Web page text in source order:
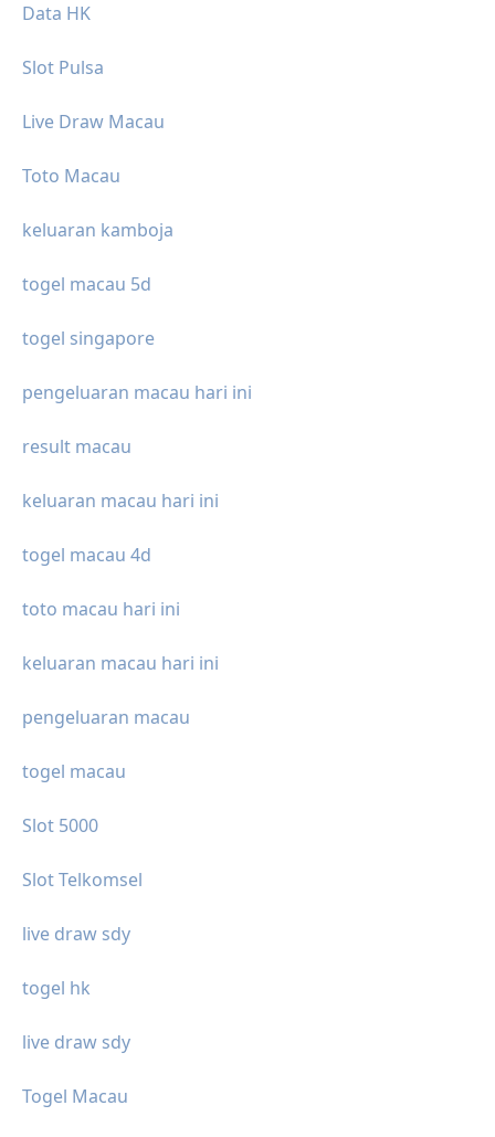
Data HK
Slot Pulsa
Live Draw Macau
Toto Macau
keluaran kamboja
togel macau 5d
togel singapore
pengeluaran macau hari ini
result macau
keluaran macau hari ini
togel macau 4d
toto macau hari ini
keluaran macau hari ini
pengeluaran macau
togel macau
Slot 5000
Slot Telkomsel
live draw sdy
togel hk
live draw sdy
Togel Macau